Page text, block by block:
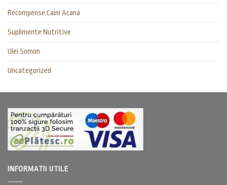
Recompense Caini Acana
Suplimente Nutritive
Ulei Somon
Uncategorized
INFORMATII UTILE